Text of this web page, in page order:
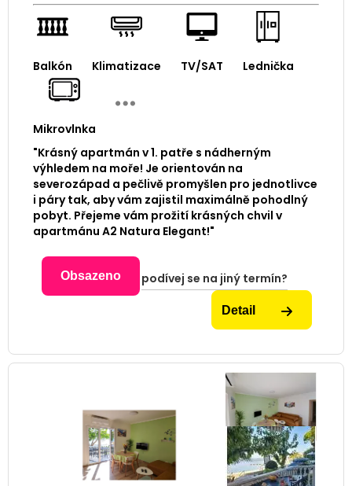
Balkón Klimatizace TV/SAT Lednička
Mikrovlnka
"Krásný apartmán v 1. patře s nádherným
výhledem na moře! Je orientován na
severozápad a pečlivě promyšlen pro jednotlivce
i páry tak, aby vám zajistil maximálně pohodlný
pobyt. Přejeme vám prožití krásných chvil v
apartmánu A2 Natura Elegant!"
Obsazeno podívej se na jiný termín?
Detail